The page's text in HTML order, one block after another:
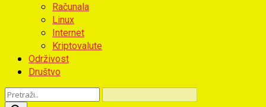
Računala
Linux
Internet
Kriptovalute
Održivost
Društvo